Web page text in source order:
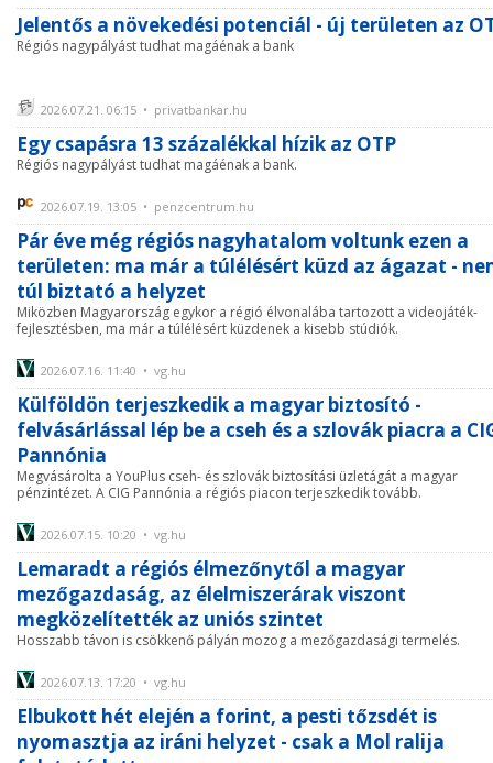
Jelentős a növekedési potenciál - új területen az
Régiós nagypályást tudhat magáénak a bank
2026.07.21. 06:15 • privatbankar.hu
Egy csapásra 13 százalékkal hízik az OTP
Régiós nagypályást tudhat magáénak a bank.
2026.07.19. 13:05 • penzcentrum.hu
Pár éve még régiós nagyhatalom voltunk ezen a
területen: ma már a túlélésért küzd az ágazat -
túl biztató a helyzet
Miközben Magyarország egykor a régió élvonalába tartozott a videojáték-
fejlesztésben, ma már a túlélésért küzdenek a kisebb stúdiók.
2026.07.16. 11:40 • vg.hu
Külföldön terjeszkedik a magyar biztosító -
felvásárlással lép be a cseh és a szlovák piacra a
Pannónia
Megvásárolta a YouPlus cseh- és szlovák biztosítási üzletágát a magyar
pénzintézet. A CIG Pannónia a régiós piacon terjeszkedik tovább.
2026.07.15. 10:20 • vg.hu
Lemaradt a régiós élmezőnytől a magyar
mezőgazdaság, az élelmiszerárak viszont
megközelítették az uniós szintet
Hosszabb távon is csökkenő pályán mozog a mezőgazdasági termelés.
2026.07.13. 17:20 • vg.hu
Elbukott hét elején a forint, a pesti tőzsdét is
nyomasztja az iráni helyzet - csak a Mol ralija